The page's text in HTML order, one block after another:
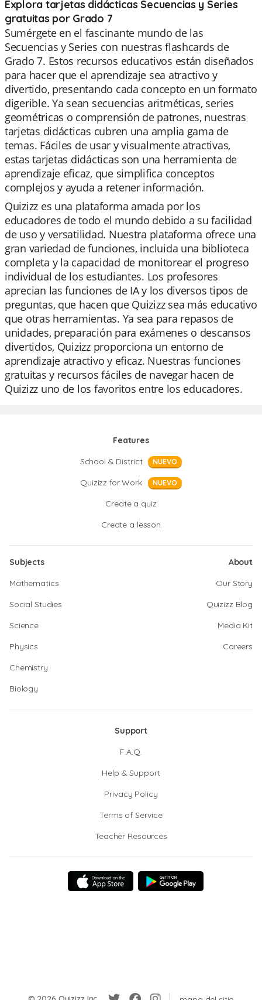
Explora tarjetas didácticas Secuencias y Series
gratuitas por Grado 7
Sumérgete en el fascinante mundo de las
Secuencias y Series con nuestras flashcards de
Grado 7. Estos recursos educativos están diseñados
para hacer que el aprendizaje sea atractivo y
divertido, presentando cada concepto en un formato
digerible. Ya sean secuencias aritméticas, series
geométricas o comprensión de patrones, nuestras
tarjetas didácticas cubren una amplia gama de
temas. Fáciles de usar y visualmente atractivas,
estas tarjetas didácticas son una herramienta de
aprendizaje eficaz, que simplifica conceptos
complejos y ayuda a retener información.
Quizizz es una plataforma amada por los
educadores de todo el mundo debido a su facilidad
de uso y versatilidad. Nuestra plataforma ofrece una
gran variedad de funciones, incluida una biblioteca
completa y la capacidad de monitorear el progreso
individual de los estudiantes. Los profesores
aprecian las funciones de IA y los diversos tipos de
preguntas, que hacen que Quizizz sea más educativo
que otras herramientas. Ya sea para repasos de
unidades, preparación para exámenes o descansos
divertidos, Quizizz proporciona un entorno de
aprendizaje atractivo y eficaz. Nuestras funciones
gratuitas y recursos fáciles de navegar hacen de
Quizizz uno de los favoritos entre los educadores.
Features
School & District
NUEVO
Quizizz for Work NUEVO
Create a quiz
Create a lesson
Subjects
Mathematics
Social Studies
Science
Physics
Chemistry
Biology
About
Our Story
Quizizz Blog
Media Kit
Careers
Support
F.A.Q.
Help & Support
Privacy Policy
Terms of Service
Teacher Resources